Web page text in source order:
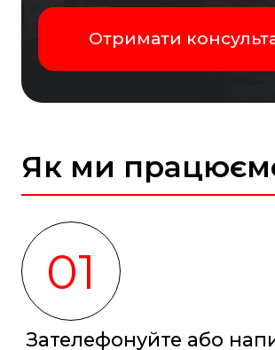
Як ми
01
Зателефонуйте або